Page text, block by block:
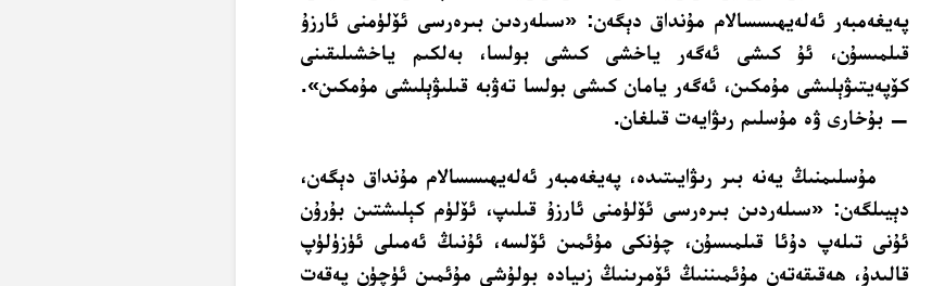
پەيغەمبەر ئەلەيھىسسالام مۇنداق دېگەن: «سىلەردىن بىرەرسى ئۆلۈمنى ئارزۇ
قىلمىسۇن، ئۇ كىشى ئەگەر ياخشى كىشى بولسا، بەلكىم ياخشىلىقىنى
كۆپەيتىۋېلىشى مۇمكىن، ئەگەر يامان كىشى بولسا تەۋبە قىلىۋېلىشى مۇمكىن».
— بۇخارى ۋە مۇسلىم رىۋايەت قىلغان.
مۇسلىمنىڭ يەنە بىر رىۋايىتىدە، پەيغەمبەر ئەلەيھىسسالام مۇنداق دېگەن،
دېيىلگەن: «سىلەردىن بىرەرسى ئۆلۈمنى ئارزۇ قىلىپ، ئۆلۈم كېلىشتىن بۇرۇن
ئۇنى تىلەپ دۇئا قىلمىسۇن، چۈنكى مۇئمىن ئۆلسە، ئۇنىڭ ئەمىلى ئۈزۈلۈپ
قالىدۇ، ھەقىقەتەن مۇئمىننىڭ ئۆمرىنىڭ زىيادە بولۇشى مۇئمىن ئۈچۈن پەقەت